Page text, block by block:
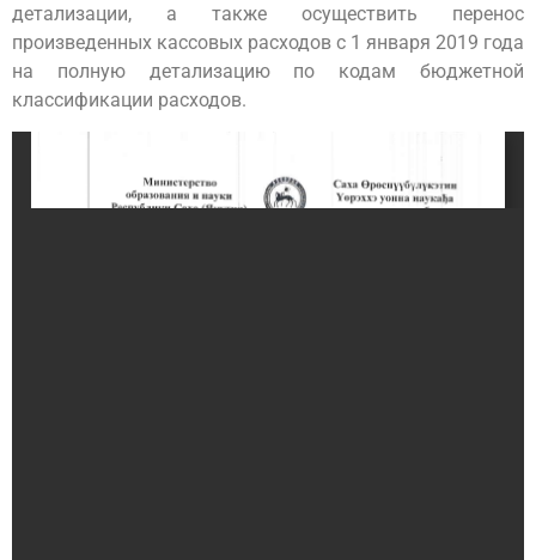
детализации, а также осуществить перенос
произведенных кассовых расходов с 1 января 2019 года
на полную детализацию по кодам бюджетной
классификации расходов.